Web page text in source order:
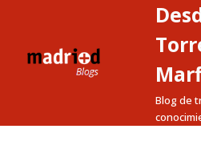
r
Blog de